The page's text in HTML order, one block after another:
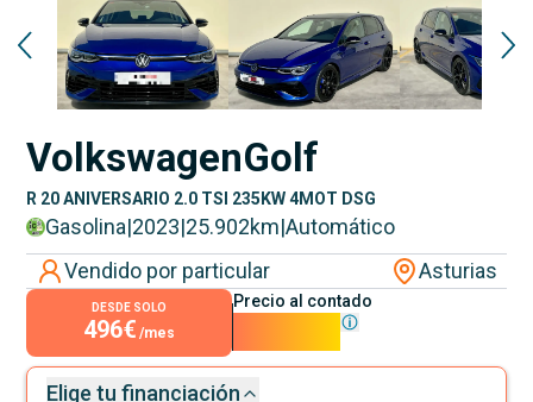
VolkswagenGolf
R 20 ANIVERSARIO 2.0 TSI 235KW 4MOT DSG
Gasolina|2023|25.902km|Automático
Vendido por particular
Asturias
DESDE SOLO
496€ /mes
Precio al contado
Elige tu financiación